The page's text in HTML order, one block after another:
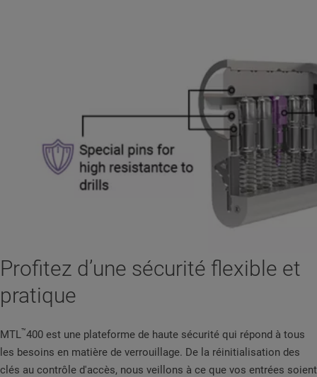
Profitez d’une sécurité flexible et
pratique
MTL™400 est une plateforme de haute sécurité qui répond à tous
les besoins en matière de verrouillage. De la réinitialisation des
clés au contrôle d'accès, nous veillons à ce que vos entrées soient